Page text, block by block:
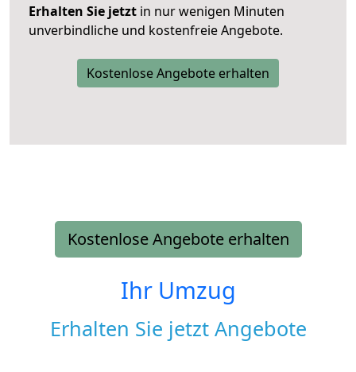
Erhalten Sie jetzt in nur wenigen Minuten
unverbindliche und kostenfreie Angebote.
Kostenlose Angebote erhalten
Kostenlose Angebote erhalten
Ihr Umzug
Erhalten Sie jetzt Angebote